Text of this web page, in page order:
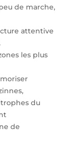
de marche,
attentive
les plus
du
de